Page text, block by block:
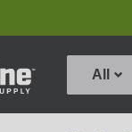
All